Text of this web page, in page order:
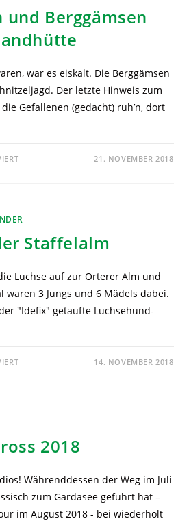
und Berggämsen
war es eiskalt. Die Berggämsen
Der letzte Hinweis zum
Gefallenen (gedacht) ruh’n, dort
21. NOVEMBER 2018
Staffelalm
Luchse auf zur Orterer Alm und
waren 3 Jungs und 6 Mädels dabei.
"Idefix" getaufte Luchsehund-
14. NOVEMBER 2018
2018
Währenddessen der Weg im Juli
zum Gardasee geführt hat –
im August 2018 - bei wiederholt